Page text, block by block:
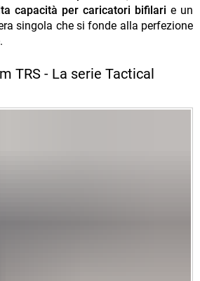
capacità per caricatori bifilari e un
singola che si fonde alla perfezione
TRS - La serie Tactical